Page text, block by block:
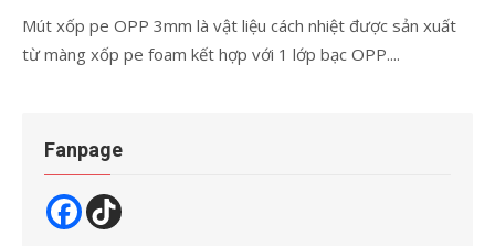
Mút xốp pe OPP 3mm là vật liệu cách nhiệt được sản xuất
từ màng xốp pe foam kết hợp với 1 lớp bạc OPP....
Fanpage